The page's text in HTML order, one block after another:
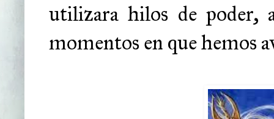
utilizara hilos de poder,
momentos en que hemos